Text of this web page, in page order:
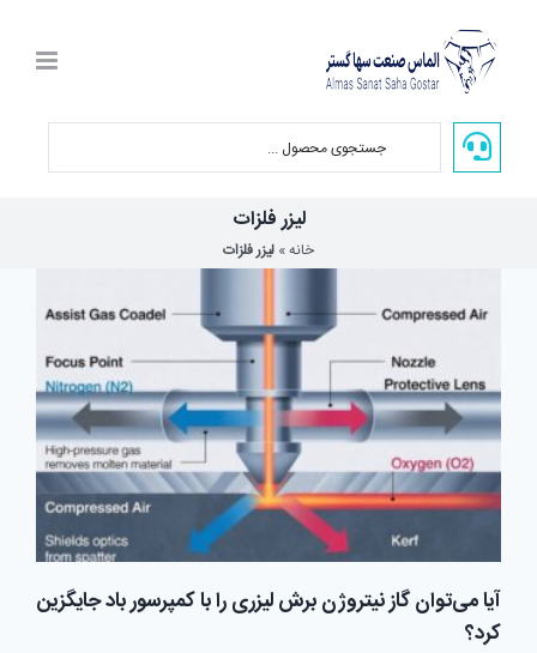
content
لیزر فلزات
خانه» لیزر فلزات
آیا می‌توان گاز نیتروژن برش لیزری را با کمپرسور باد جایگزین
کرد؟